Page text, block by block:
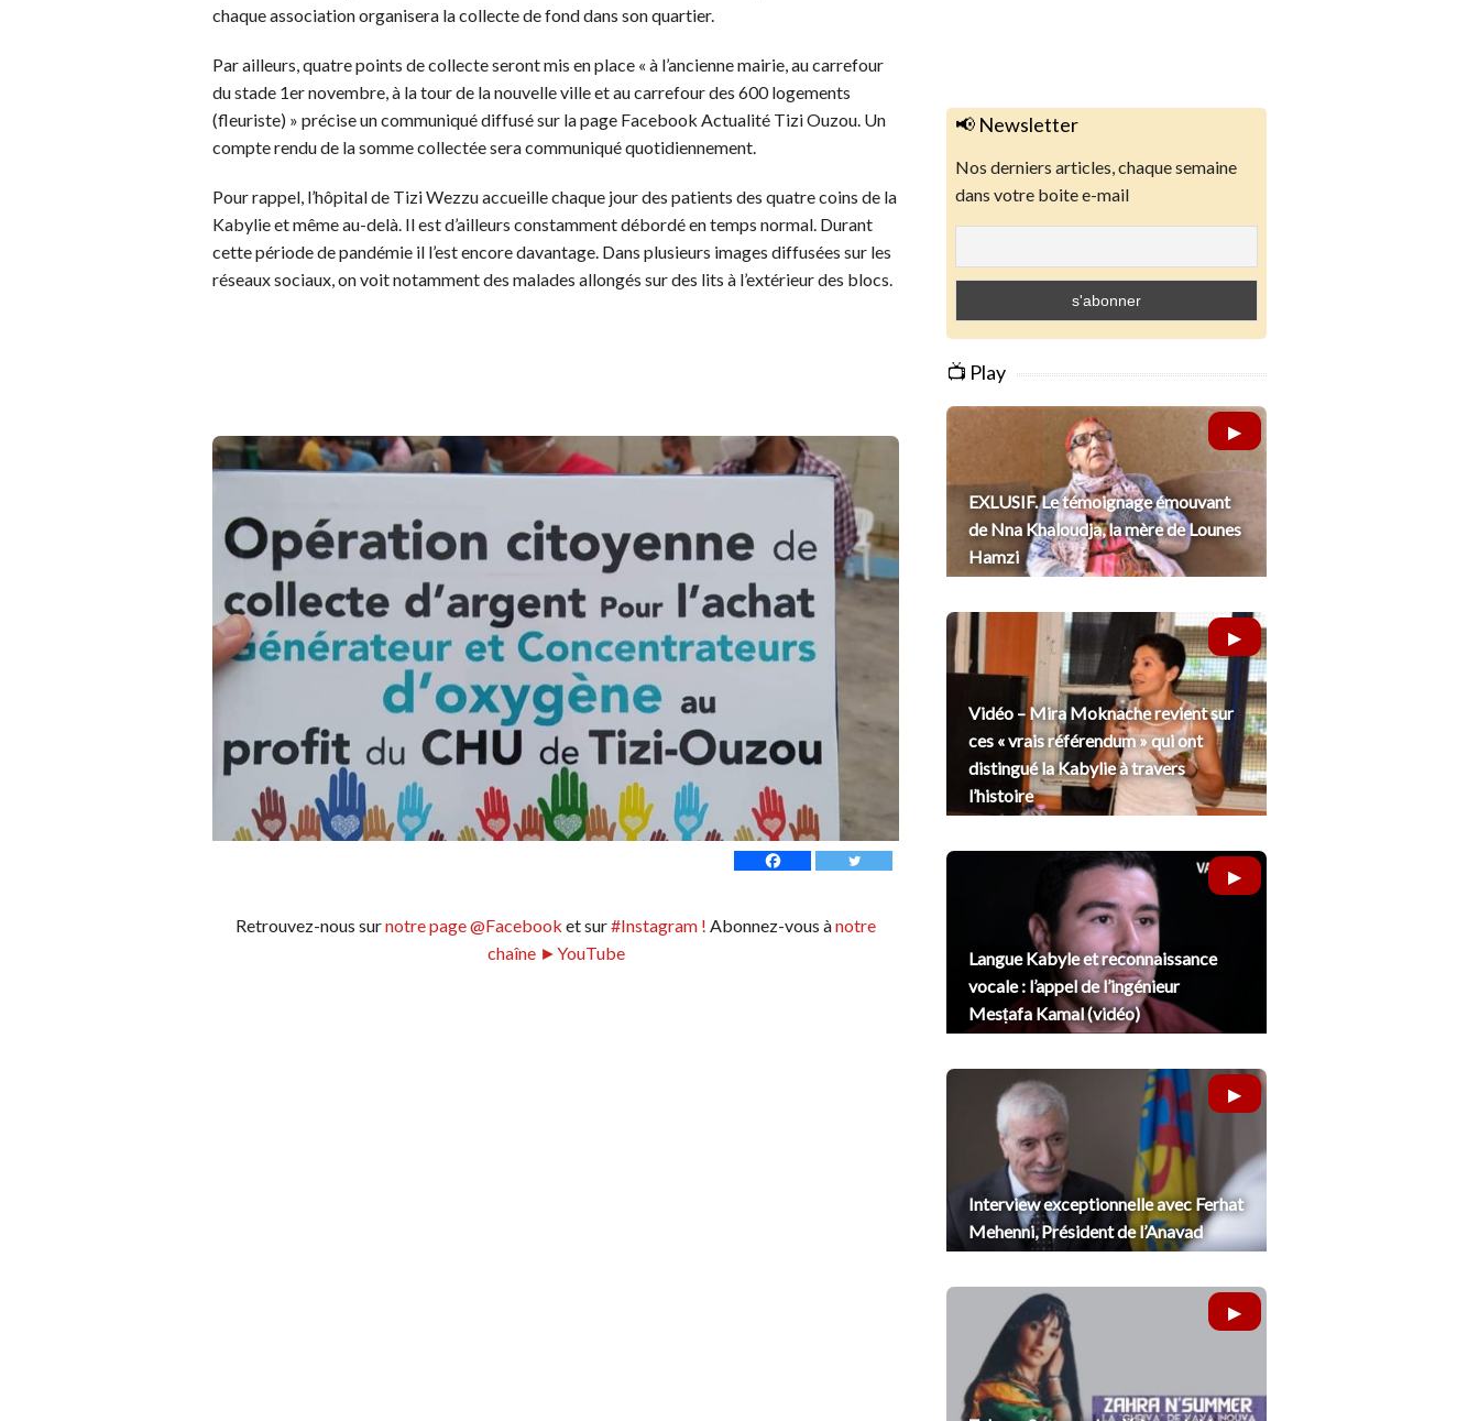
chaque association organisera la collecte de fond dans son quartier.
Par ailleurs, quatre points de collecte seront mis en place « à l’ancienne mairie, au carrefour
du stade 1er novembre, à la tour de la nouvelle ville et au carrefour des 600 logements
(fleuriste) » précise un communiqué diffusé sur la page Facebook Actualité Tizi Ouzou. Un
compte rendu de la somme collectée sera communiqué quotidiennement.
Pour rappel, l’hôpital de Tizi Wezzu accueille chaque jour des patients des quatre coins de la
Kabylie et même au-delà. Il est d’ailleurs constamment débordé en temps normal. Durant
cette période de pandémie il l’est encore davantage. Dans plusieurs images diffusées sur les
réseaux sociaux, on voit notamment des malades allongés sur des lits à l’extérieur des blocs.
Retrouvez-nous surnotre page @Facebook et sur#Instagram ! Abonnez-vous ànotre
chaîne ►YouTube
📢 Newsletter
Nos derniers articles, chaque semaine
dans votre boite e-mail
📺 Play
EXLUSIF. Le témoignage émouvant
de Nna Khaloudja, la mère de Lounes
Hamzi
Vidéo – Mira Moknache revient sur
ces « vrais référendum » qui ont
distingué la Kabylie à travers
l’histoire
Langue Kabyle et reconnaissance
vocale : l’appel de l’ingénieur
Mesṭafa Kamal (vidéo)
Interview exceptionnelle avec Ferhat
Mehenni, Président de l’Anavad